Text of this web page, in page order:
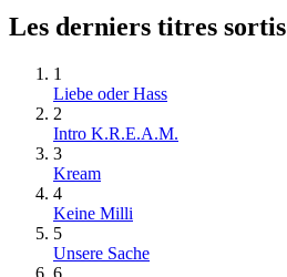
Les derniers titres sortis
1
Liebe oder Hass
2
Intro K.R.E.A.M.
3
Kream
4
Keine Milli
5
Unsere Sache
6